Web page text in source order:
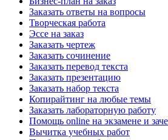
Заказать ответы на вопросы
Творческая работа
Эссе на заказ
Заказать чертеж
Заказать сочинение
Заказать перевод текста
Заказать презентацию
Заказать набор текста
Копирайтинг на любые темы
Заказать лабораторную работу
Помощь online на экзамене и
Вычитка учебных работ